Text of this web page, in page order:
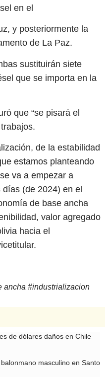
en el
y posteriormente la
de La Paz.
sustituirán siete
que se importa en la
que “se pisará el
de la estabilidad
estamos planteando
va a empezar a
(de 2024) en el
de base ancha
valor agregado
hacia el
ancha #industrializacion
de dólares daños en Chile
masculino en Santo